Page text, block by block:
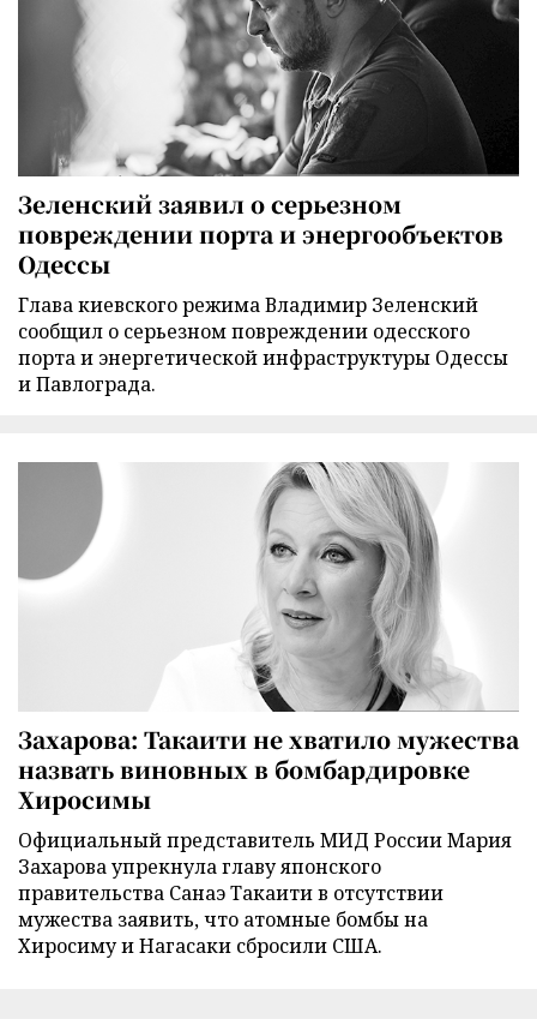
Зеленский заявил о серьезном
повреждении порта и энергообъектов
Одессы
Глава киевского режима Владимир Зеленский
сообщил о серьезном повреждении одесского
порта и энергетической инфраструктуры Одессы
и Павлограда.
Захарова: Такаити не хватило мужества
назвать виновных в бомбардировке
Хиросимы
Официальный представитель МИД России Мария
Захарова упрекнула главу японского
правительства Санаэ Такаити в отсутствии
мужества заявить, что атомные бомбы на
Хиросиму и Нагасаки сбросили США.